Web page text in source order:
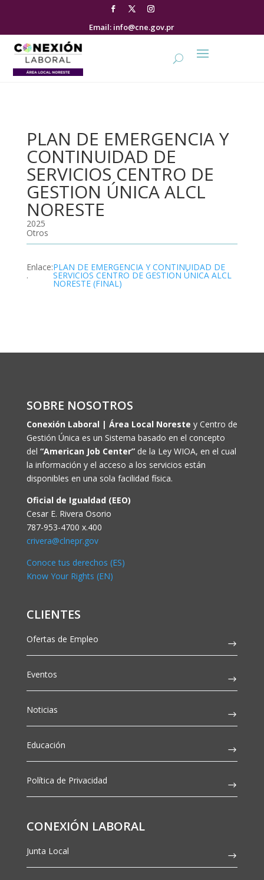
Email: info@cne.gov.pr
PLAN DE EMERGENCIA Y
CONTINUIDAD DE
SERVICIOS CENTRO DE
GESTION ÚNICA ALCL
NORESTE
2025
Otros
Enlace:
.
PLAN DE EMERGENCIA Y CONTINUIDAD DE
SERVICIOS CENTRO DE GESTION ÚNICA ALCL
NORESTE (FINAL)
SOBRE NOSOTROS
Conexión Laboral | Área Local Noreste y Centro de
Gestión Única es un Sistema basado en el concepto
del “American Job Center”de la Ley WIOA, en el cual
la información y el acceso a los servicios están
disponibles en una sola facilidad física.
Oficial de Igualdad (EEO)
Cesar E. Rivera Osorio
787-953-4700 x.400
crivera@clnepr.gov
Conoce tus derechos (ES)
Know Your Rights (EN)
CLIENTES
Ofertas de Empleo
Eventos
Noticias
Educación
Política de Privacidad
CONEXIÓN LABORAL
Junta Local